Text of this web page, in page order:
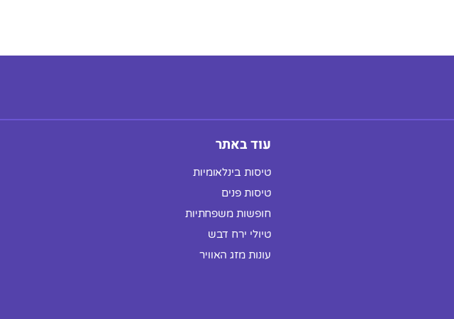
עוד באתר
טיסות בינלאומיות
טיסות פנים
חופשות משפחתיות
טיולי ירח דבש
עונות מזג האוויר